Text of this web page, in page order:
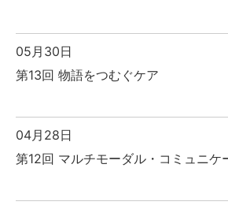
05月30日
第13回 物語をつむぐケア
04月28日
第12回 マルチモーダル・コミュニケ